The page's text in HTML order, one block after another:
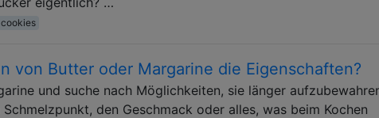
cookies
von Butter oder Margarine die Eigenschaften?
und suche nach Möglichkeiten, sie länger
den Geschmack oder alles, was beim Kochen